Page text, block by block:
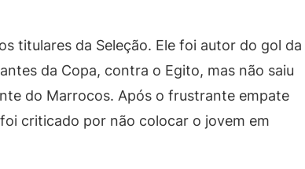
titulares da Seleção. Ele foi autor do gol da
da Copa, contra o Egito, mas não saiu
do Marrocos. Após o frustrante empate
criticado por não colocar o jovem em